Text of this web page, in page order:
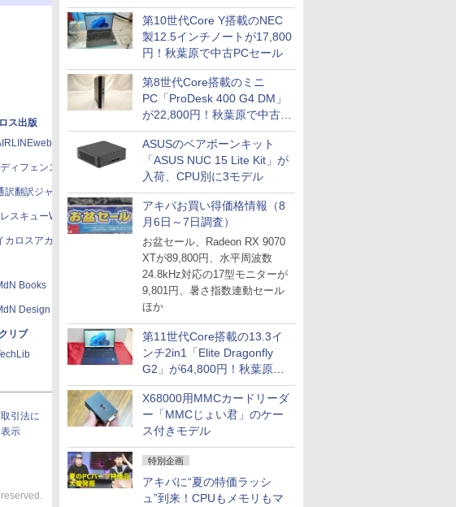
木製パネルや背面コネクタ対
応トレイなど
第10世代Core Y搭載のNEC
製12.5インチノートが17,800
円！秋葉原で中古PCセール
第8世代Core搭載のミニ
PC「ProDesk 400 G4 DM」
が22,800円！秋葉原で中古
PCセール
ASUSのベアボーンキット
「ASUS NUC 15 Lite Kit」が
入荷、CPU別に3モデル
アキバお買い得価格情報（8
月6日～7日調査）
お盆セール、Radeon RX 9070
XTが89,800円、水平周波数
24.8kHz対応の17型モニターが
9,801円、暑さ指数連動セール
ほか
第11世代Core搭載の13.3イ
ンチ2in1「Elite Dragonfly
G2」が64,800円！秋葉原で
中古PCセール
X68000用MMCカードリーダ
ー「MMCじょい君」のケー
ス付きモデル
特別企画
アキバに“夏の特価ラッシ
ュ”到来！CPUもメモリもマ
ス出版
ィフェンスニュース
訳翻訳ジャーナル
スキューWeb
カロスアカデミー
Books
Design Interactive
リブ
天海社
Comic curea
impress QuickBooks
PUBFUN
パブファンセルフ
IPGネットワーク
TシャツPOD pTa.shop
カスタム写真集POD fabli
Impress Group Publication Informa
tion
引法に
示